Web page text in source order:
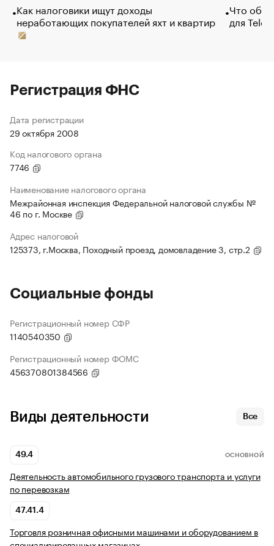
Как налоговики ищут доходы
неработающих покупателей яхт и квартир
Что
для
Регистрация ФНС
Дата регистрации
29 октября 2008
Код налогового органа
7746
Наименование налогового органа
Межрайонная инспекция Федеральной налоговой службы №
46 по г. Москве
Адрес налоговой
125373, г.Москва, Походный проезд, домовладение 3, стр.2
Социальные фонды
Регистрационный номер СФР
1140540350
Регистрационный номер ФОМС
456370801384566
Виды деятельности Все
49.4 ОСНОВНОЙ
Деятельность автомобильного грузового транспорта и услуги
по перевозкам
47.41.4
Торговля розничная офисными машинами и оборудованием в